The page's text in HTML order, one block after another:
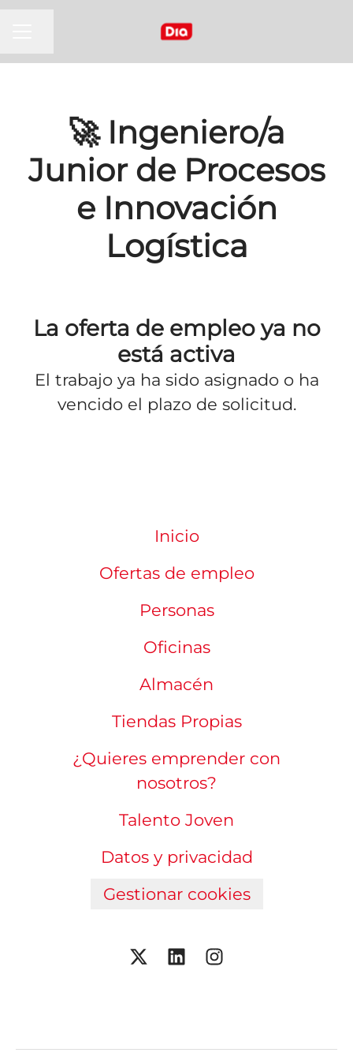
🚀 Ingeniero/a
Junior de Procesos
e Innovación
Logística
La oferta de empleo ya no
está activa
El trabajo ya ha sido asignado o ha
vencido el plazo de solicitud.
Inicio
Ofertas de empleo
Personas
Oficinas
Almacén
Tiendas Propias
¿Quieres emprender con
nosotros?
Talento Joven
Datos y privacidad
Gestionar cookies